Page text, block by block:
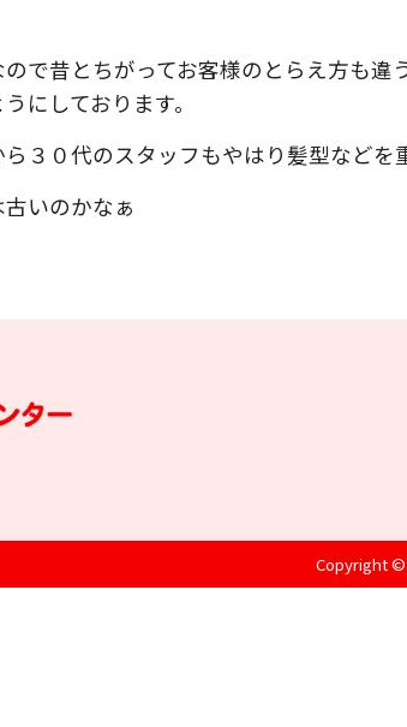
ので昔とちがってお客様のとらえ方も
にしております。
３０代のスタッフもやはり髪型などを
いのかなぁ
Copyright ©